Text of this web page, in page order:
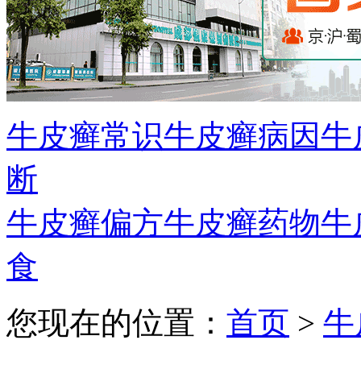
牛皮癣常识牛皮癣病因牛
断
牛皮癣偏方牛皮癣药物牛
食
您现在的位置： 首页 >